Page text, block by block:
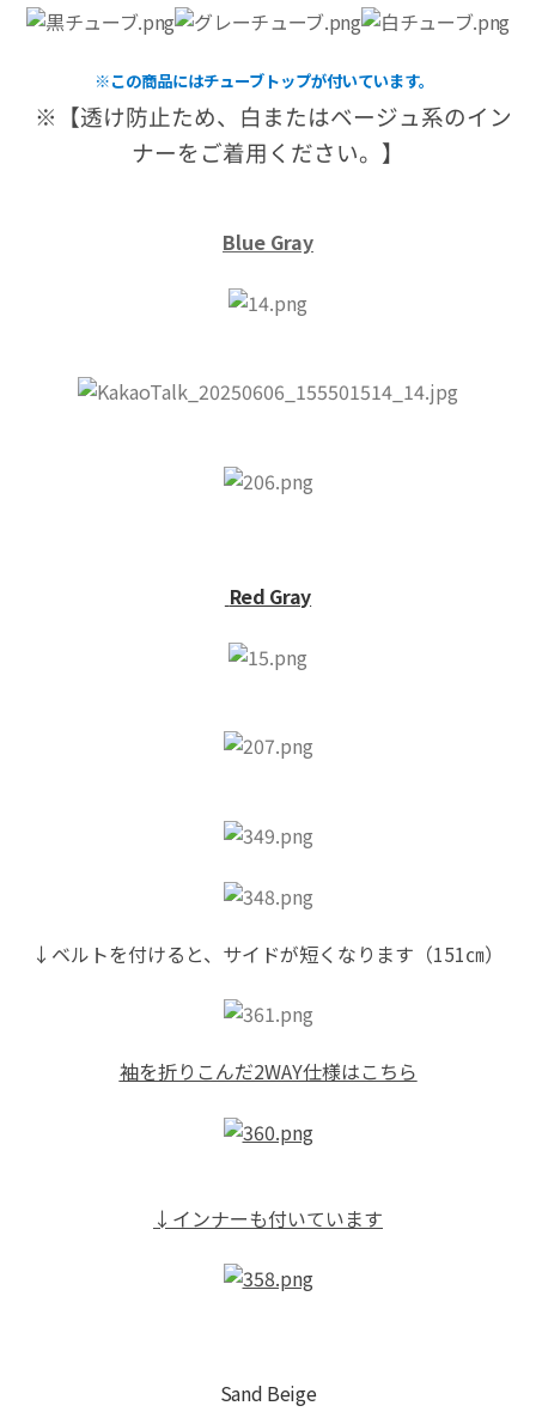
※この商品にはチューブトップが付いています。
※【透け防止ため、白またはベージュ系のイン
ナーをご着用ください。】
Blue Gray
Red Gray
↓ベルトを付けると、サイドが短くなります（151㎝）
袖を折りこんだ2WAY仕様はこちら
↓インナーも付いています
Sand Beige